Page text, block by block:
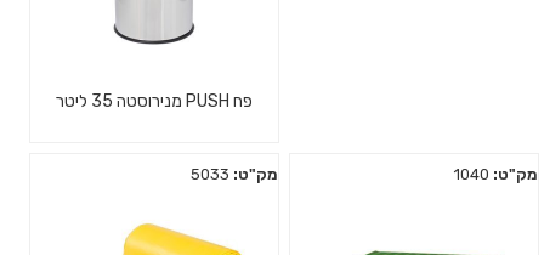
פח PUSH מנירוסטה 35 ליטר
מק"ט: מק"ט: